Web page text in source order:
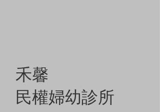
禾馨
民權婦幼診所